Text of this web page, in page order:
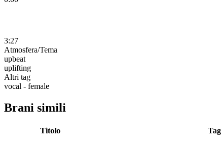
3:27
Atmosfera/Tema
upbeat
uplifting
Altri tag
vocal - female
Brani simili
Titolo Tag